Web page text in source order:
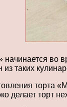
начинается
таких
торта
делает торт